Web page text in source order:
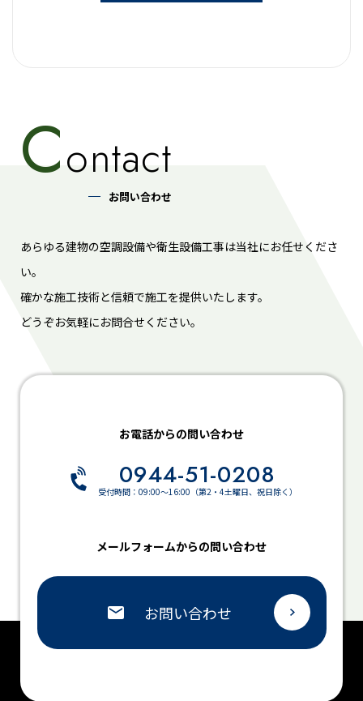
Contact
お問い合わせ
あらゆる建物の空調設備や衛生設備工事は当社にお任せくださ
い。
確かな施工技術と信頼で施工を提供いたします。
どうぞお気軽にお問合せください。
お電話からの問い合わせ
0944-51-0208
受付時間：09:00～16:00（第2・4土曜日、祝日除く）
メールフォームからの問い合わせ
お問い合わせ